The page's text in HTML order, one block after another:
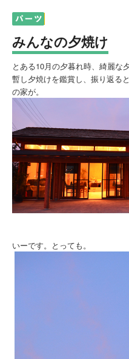
みんなの夕焼け
とある10月の夕暮れ時、綺麗な
暫し夕焼けを鑑賞し、振り返る
の家が。
いーです。とっても。